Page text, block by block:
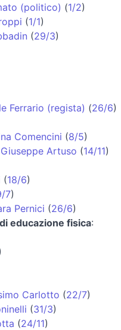
(politico) (1/2)
(1/1)
(29/3)
Ferrario (regista) (26/6)
Comencini (8/5)
Giuseppe Artuso (14/11)
(18/6)
7)
Pernici (26/6)
educazione fisica:
Carlotto (22/7)
(31/3)
(24/11)